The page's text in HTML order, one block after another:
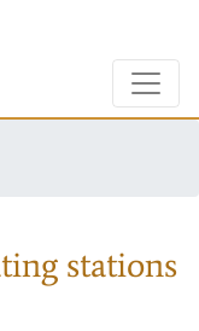
stations